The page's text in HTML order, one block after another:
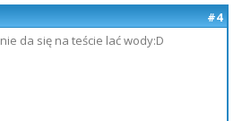
#4
nie da się na teście lać wody:D